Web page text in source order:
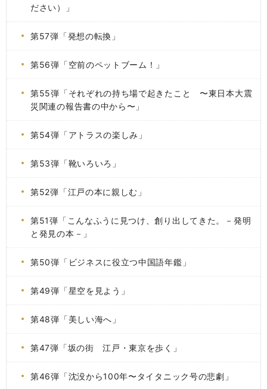
ださい）」
第57弾「発想の転換」
第56弾「空前のペットブーム！」
第55弾「それぞれの持ち場で起きたこと 〜東日本大震
災関連の報告書の中から〜」
第54弾「アトラスの楽しみ」
第53弾「靴いろいろ」
第52弾「江戸の本に親しむ」
第51弾「こんなふうに見つけ、創り出してきた。－発明
と発見の本－」
第50弾「ビジネスに役立つ中国語年鑑」
第49弾「星空を見よう」
第48弾「美しい海へ」
第47弾「坂の街 江戸・東京を歩く」
第46弾「沈没から100年〜タイタニック号の悲劇」